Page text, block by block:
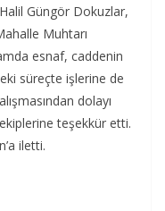
Güngör Dokuzlar,
Muhtarı
esnaf, caddenin
süreçte işlerine de
dolayı
teşekkür etti.
iletti.